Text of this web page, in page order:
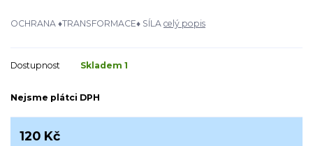
OCHRANA ♦TRANSFORMACE♦ SÍLA celý popis
Dostupnost Skladem 1
Nejsme plátci DPH
120 Kč